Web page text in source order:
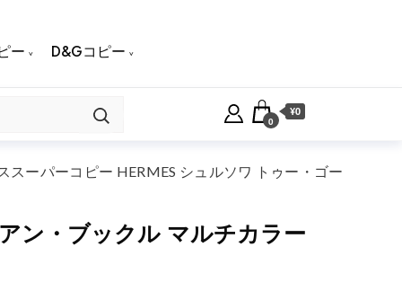
ー D&Gコピー
0
¥0
スーパーコピー HERMES シュルソワ トゥー・ゴー
ン・ブックル マルチカラー